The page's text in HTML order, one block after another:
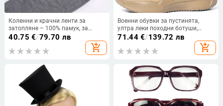
Коленни и крачни ленти за
затопляне – 100% памук, за
възрастни, в наличност, 2025
лято (Код на продукта: Pure
Cotton Knee Protection;
Възрастни; Сезон: 2025 Summer)
40.75 €/79.70 лв
add_shopping_cart
Военни обувки за пустинята,
ултра леки походни ботуши,
микрофибър, унисекс за
възрастни, за други условия,
модел 2025
71.44€/139.72 лв
add_shopping_cart